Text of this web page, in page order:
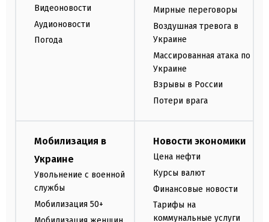
Видеоновости
Аудионовости
Погода
Мирные переговоры
Воздушная тревога в
Украине
Массированная атака по
Украине
Взрывы в России
Потери врага
Мобилизация в
Украине
Увольнение с военной
службы
Мобилизация 50+
Новости экономики
Цена нефти
Курсы валют
Финансовые новости
Тарифы на
коммунальные услуги